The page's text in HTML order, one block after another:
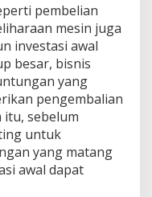
pembelian
mesin juga
investasi awal
besar, bisnis
yang
pengembalian
itu, sebelum
untuk
yang matang
awal dapat